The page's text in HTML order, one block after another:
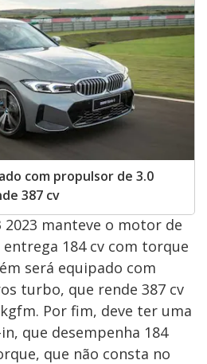
com propulsor de 3.0
387 cv
2023 manteve o motor de
184 cv com torque
será equipado com
turbo, que rende 387 cv
Por fim, deve ter uma
que desempenha 184
que não consta no